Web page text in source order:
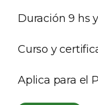
Duración 9 hs
Curso y
Aplica para el